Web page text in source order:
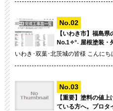
【いわき市】福島
No.1✧°˖ 屋根塗装・
いわき･双葉･北茨城の皆様 こんに
【重要】塗料の値
ている方へ。プロタ